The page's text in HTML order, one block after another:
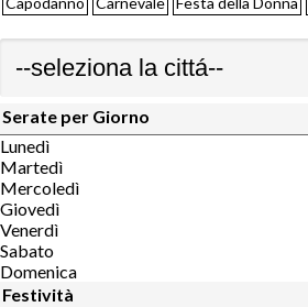
Serate per Giorno
Lunedì
Martedì
Mercoledì
Giovedì
Venerdì
Sabato
Domenica
Festività